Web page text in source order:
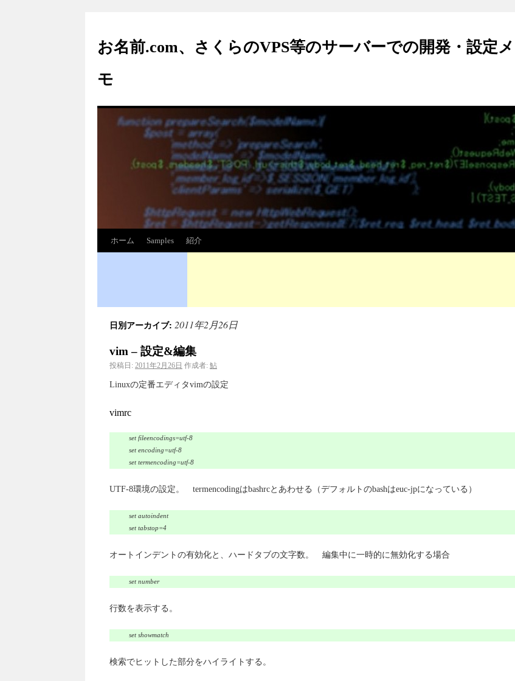
お名前.com、さくらのVPS等のサーバーでの開発・設定メ
モ
ホーム Samples 紹介
日別アーカイブ: 2011年2月26日
vim – 設定&編集
投稿日: 2011年2月26日 作成者: 鮎
Linuxの定番エディタvimの設定
vimrc
set fileencodings=utf-8
set encoding=utf-8
set termencoding=utf-8
UTF-8環境の設定。 termencodingはbashrcとあわせる（デフォルトのbashはeuc-jpになっている）
set autoindent
set tabstop=4
オートインデントの有効化と、ハードタブの文字数。 編集中に一時的に無効化する場合
set number
行数を表示する。
set showmatch
検索でヒットした部分をハイライトする。